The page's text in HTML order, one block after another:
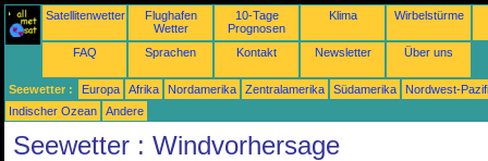
Satellitenwetter
Flughafen
Wetter
10-Tage
Prognosen
Klima Wirbelstürme
FAQ Sprachen Kontakt Newsletter Über uns
Seewetter : Europa Afrika Nordamerika Zentralamerika Südamerika
Nordwest-
Indischer Ozean
Andere
Seewetter : Windvorhersage